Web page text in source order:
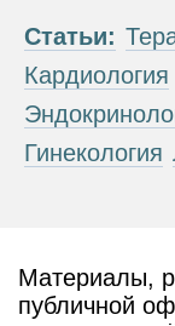
Статьи:
Кардиология
Гинекология
Материалы,
публичной